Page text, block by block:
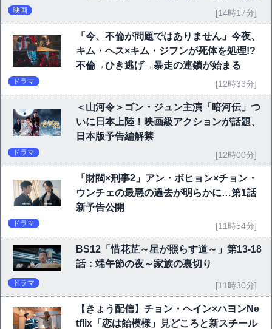
映画 [14時17分]
「今、不倫が問題ではありません」今夜、
キム・ヘス×キム・ジフンが死体を処理!?
不倫→ひき逃げ→暴走の連鎖が始まる
ドラマ [12時33分]
＜山河令＞ゴン・ジュン主演「暗河伝」つ
いに日本上陸！映画級アクションが話題、
日本版予告編解禁
ドラマ [12時00分]
「財閥×刑事2」アン・ボヒョン×チョン・
ウンチェの最悪の過去が明らかに…第1話
新予告公開
ドラマ [11時54分]
BS12「惜花芷～星が照らす道～」第13-18
話：端午節の夜～家族の裏切り
ドラマ [11時30分]
【きょう配信】チョン・ヘイン×ハヨンNe
tflix「恋は飴模様」見どころと新スチール